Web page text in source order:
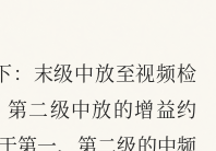
：末级中放至视频检
二级中放的增益约
第一、第二级的中频